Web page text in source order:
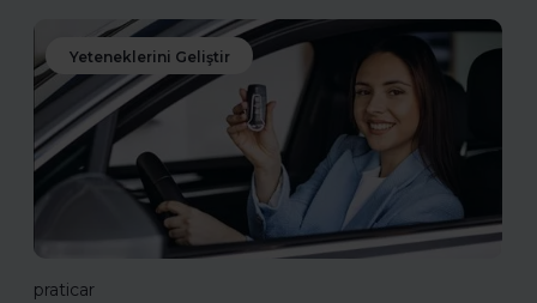
Yeteneklerini Geliştir
praticar